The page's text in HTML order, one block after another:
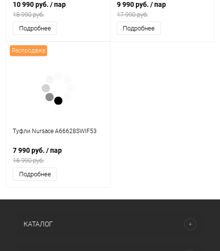
10 990 руб. / пар
18 990 руб.
Подробнее
9 990 руб. / пар
17 990 руб.
Подробнее
Распродажа
Туфли Nursace A66628SWIF53
7 990 руб. / пар
16 990 руб.
Подробнее
КАТАЛОГ